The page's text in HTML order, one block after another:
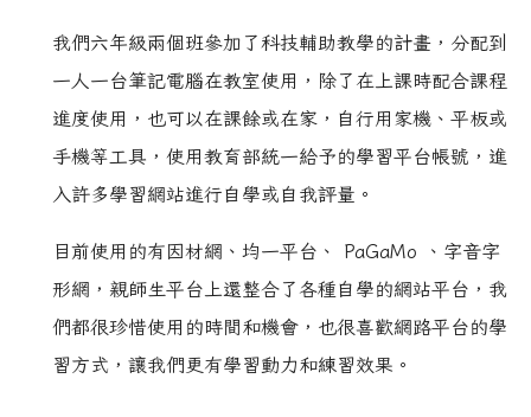
我們六年級兩個班參加了科技輔助教學的計畫，分配到
一人一台筆記電腦在教室使用，除了在上課時配合課程
進度使用，也可以在課餘或在家，自行用家機、平板或
手機等工具，使用教育部統一給予的學習平台帳號，進
入許多學習網站進行自學或自我評量。
目前使用的有因材網、均一平台、 PaGaMo 、字音字
形網，親師生平台上還整合了各種自學的網站平台，我
們都很珍惜使用的時間和機會，也很喜歡網路平台的學
習方式，讓我們更有學習動力和練習效果。